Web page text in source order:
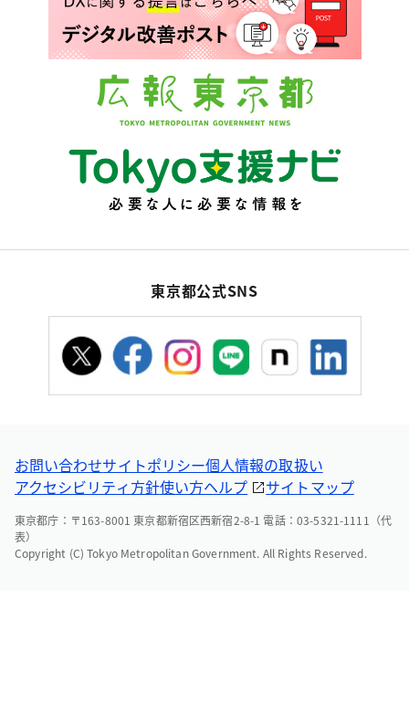
東京都公式SNS
お問い合わせサイトポリシー個人情報の取扱い
アクセシビリティ方針使い方ヘルプ サイトマップ
東京都庁：〒163-8001 東京都新宿区西新宿2-8-1 電話：03-5321-1111（代
表）
Copyright (C) Tokyo Metropolitan Government. All Rights Reserved.